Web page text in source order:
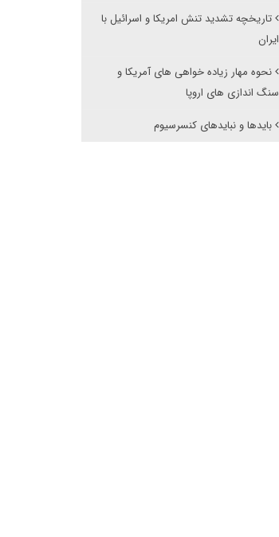
تاریخچه تشدید تنش امریکا و اسرائیل با
ایران
نحوه مهار زیاده خواهی های آمریکا و
سنگ اندازی های اروپا
بایدها و نبایدهای کنسرسیوم